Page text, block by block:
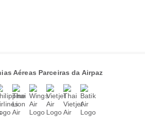
Aéreas Parceiras da Airpaz